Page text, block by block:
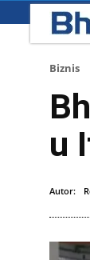
Biznis
u
Autor: